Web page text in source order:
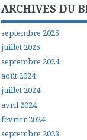
ARCHIVES DU
septembre 2025
juillet 2025
septembre 2024
août 2024
juillet 2024
avril 2024
février 2024
septembre 2023